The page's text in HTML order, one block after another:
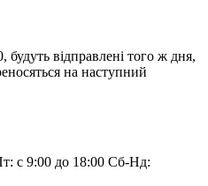
відправлені того ж дня,
на наступний
с 9:00 до 18:00 Сб-Нд: